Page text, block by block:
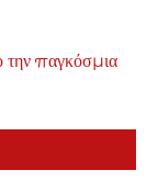
την παγκόσμια